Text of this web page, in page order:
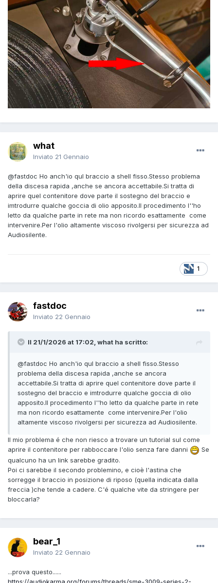
what
Inviato 21 Gennaio
@fastdoc Ho anch'io qul braccio a shell fisso.Stesso problema
della discesa rapida ,anche se ancora accettabile.Si tratta di
aprire quel contenitore dove parte il sostegno del braccio e
imtrodurre qualche goccia di olio apposito.Il procedimento l''ho
letto da qualche parte in rete ma non ricordo esattamente come
intervenire.Per l'olio altamente viscoso rivolgersi per sicurezza ad
Audiosilente.
1
fastdoc
Inviato 22 Gennaio
Il 21/1/2026 at 17:02, what ha scritto:
@fastdoc Ho anch'io qul braccio a shell fisso.Stesso
problema della discesa rapida ,anche se ancora
accettabile.Si tratta di aprire quel contenitore dove parte il
sostegno del braccio e imtrodurre qualche goccia di olio
apposito.Il procedimento l''ho letto da qualche parte in rete
ma non ricordo esattamente come intervenire.Per l'olio
altamente viscoso rivolgersi per sicurezza ad Audiosilente.
Il mio problema é che non riesco a trovare un tutorial sul come
aprire il contenitore per rabboccare l'olio senza fare danni
Se
qualcuno ha un link sarebbe gradito.
Poi ci sarebbe il secondo problemino, e cioè l'astina che
sorregge il braccio in posizione di riposo (quella indicata dalla
freccia )che tende a cadere. C'é qualche vite da stringere per
bloccarla?
bear_1
Inviato 22 Gennaio
...prova questo......